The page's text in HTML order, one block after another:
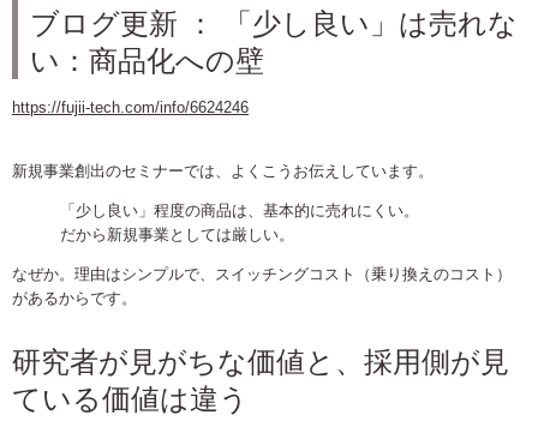
ブログ更新 ： 「少し良い」は売れな
い：商品化への壁
https://fujii-tech.com/info/6624246
新規事業創出のセミナーでは、よくこうお伝えしています。
「少し良い」程度の商品は、基本的に売れにくい。
だから新規事業としては厳しい。
なぜか。理由はシンプルで、スイッチングコスト（乗り換えのコスト）
があるからです。
研究者が見がちな価値と、採用側が見
ている価値は違う